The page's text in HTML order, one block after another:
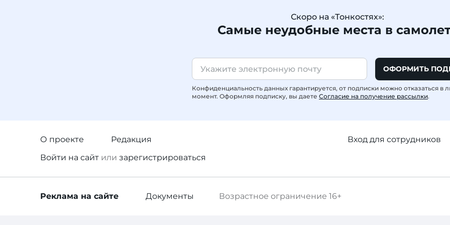
Скоро на «Тонкостях»:
Самые неудобные места в
ОФОРМИТЬ
Конфиденциальность данных гарантируется, от подписки можно отказаться в
момент. Оформляя подписку, вы даете Согласие на получение рассылки.
О проекте
Редакция
Войти на сайт или зарегистрироваться
Вход для сотрудников
Возрастное ограничение 16+
Реклама на сайте Документы